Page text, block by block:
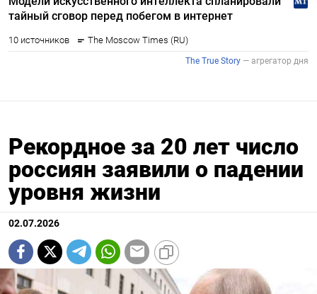
Рекордное за 20 лет число
россиян заявили о падении
уровня жизни
02.07.2026